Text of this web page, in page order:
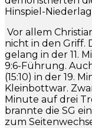
Hinspiel-
Vor allem
nicht in den Griff.
gelang in der 11.
9:6-Führung.
(15:10) in der 19.
Kleinbottwar.
Minute auf drei
brannte die SG
zum